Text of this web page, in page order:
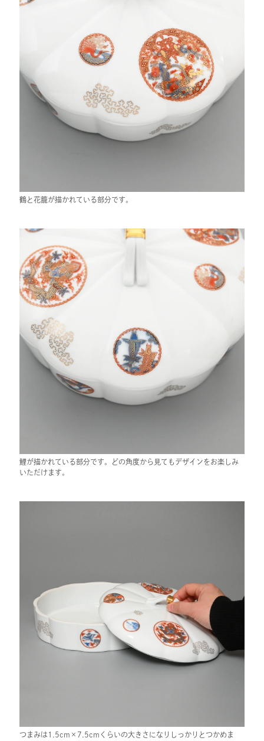
鶴と花籠が描かれている部分です。
鯉が描かれている部分です。どの角度から見てもデザインをお楽しみ
いただけます。
つまみは1.5cm×7.5cmくらいの大きさになりしっかりとつかめま